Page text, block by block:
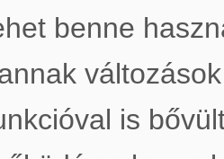
benne
is